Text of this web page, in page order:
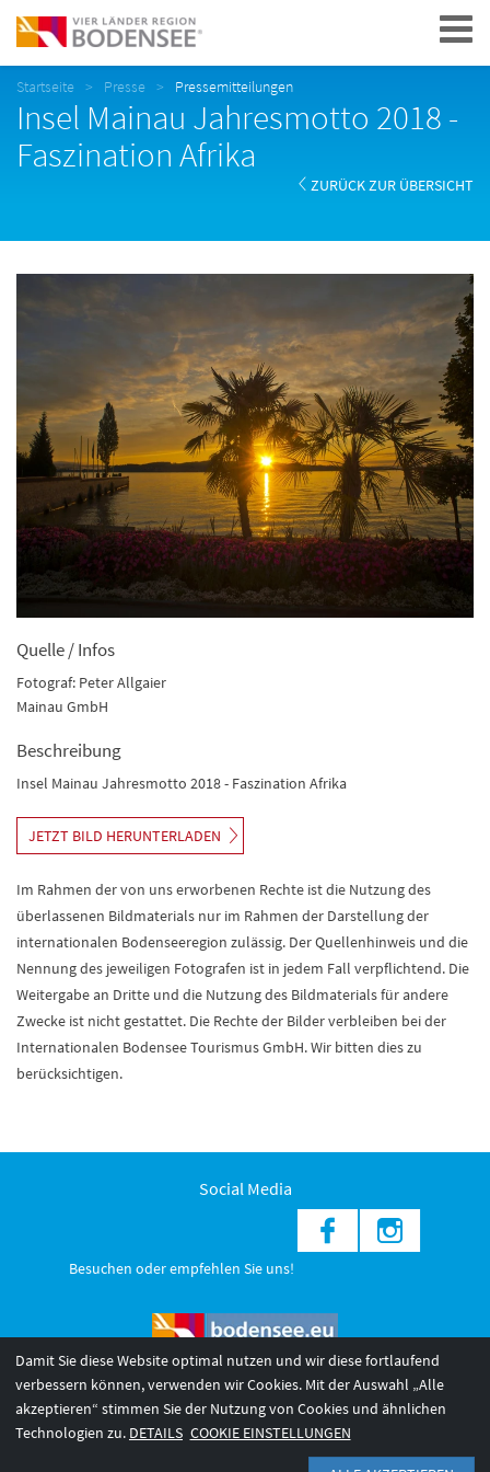
Navigation
Startseite Presse Pressemitteilungen
Insel Mainau Jahresmotto 2018 -
Faszination Afrika
ZURÜCK ZUR ÜBERSICHT
Quelle / Infos
Fotograf: Peter Allgaier
Mainau GmbH
Beschreibung
Insel Mainau Jahresmotto 2018 - Faszination Afrika
JETZT BILD HERUNTERLADEN
Im Rahmen der von uns erworbenen Rechte ist die Nutzung des
überlassenen Bildmaterials nur im Rahmen der Darstellung der
internationalen Bodenseeregion zulässig. Der Quellenhinweis und die
Nennung des jeweiligen Fotografen ist in jedem Fall verpflichtend. Die
Weitergabe an Dritte und die Nutzung des Bildmaterials für andere
Zwecke ist nicht gestattet. Die Rechte der Bilder verbleiben bei der
Internationalen Bodensee Tourismus GmbH. Wir bitten dies zu
berücksichtigen.
Social Media
Besuchen oder empfehlen Sie uns!
© 2026 Internationale Bodensee Tourismus GmbH
Damit Sie diese Website optimal nutzen und wir diese fortlaufend
verbessern können, verwenden wir Cookies. Mit der Auswahl „Alle
akzeptieren“ stimmen Sie der Nutzung von Cookies und ähnlichen
Technologien zu. DETAILS COOKIE EINSTELLUNGEN